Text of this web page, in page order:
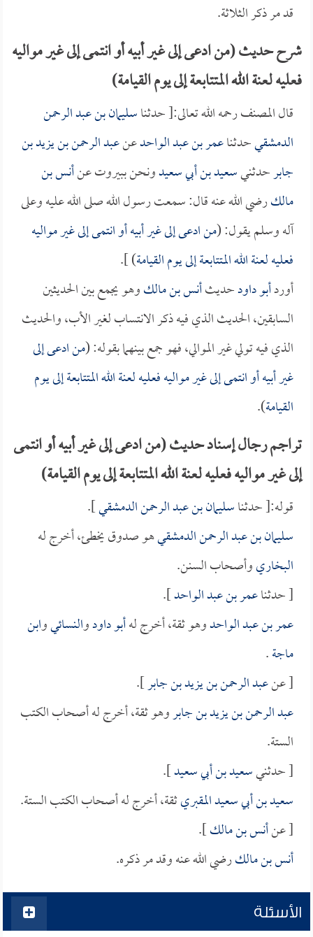
قد مر ذكر الثلاثة.
شرح حديث (من ادعى إلى غير أبيه أو انتمى إلى غير مواليه
فعليه لعنة الله المتتابعة إلى يوم القيامة)
قال المصنف رحمه الله تعالى:[ حدثناسليمان بن عبد الرحمن
الدمشقيحدثناعمر بن عبد الواحدعنعبد الرحمن بن يزيد بن
جابرحدثنيسعيد بن أبي سعيدونحن ببيروت عنأنس بن
مالكرضي الله عنه قال: سمعت رسول الله صلى الله عليه وعلى
آله وسلم يقول: (من ادعى إلى غير أبيه أو انتمى إلى غير مواليه
فعليه لعنة الله المتتابعة إلى يوم القيامة) ].
أوردأبو داودحديثأنس بن مالكوهو يجمع بين الحديثين
السابقين، الحديث الذي فيه ذكر الانتساب لغير الأب، والحديث
الذي فيه تولي غير الموالي، فهو جمع بينهما بقوله: (من ادعى إلى
غير أبيه أو انتمى إلى غير مواليه فعليه لعنة الله المتتابعة إلى يوم
القيامة).
تراجم رجال إسناد حديث (من ادعى إلى غير أبيه أو انتمى
إلى غير مواليه فعليه لعنة الله المتتابعة إلى يوم القيامة)
قوله:[ حدثناسليمان بن عبد الرحمن الدمشقي].
سليمان بن عبد الرحمن الدمشقيهو صدوق يخطئ، أخرج له
البخاريوأصحاب السنن.
[ حدثناعمر بن عبد الواحد].
عمر بن عبد الواحدوهو ثقة، أخرج لهأبو داودوالنسائيوابن
ماجة.
[ عنعبد الرحمن بن يزيد بن جابر].
عبد الرحمن بن يزيد بن جابروهو ثقة، أخرج له أصحاب الكتب
الستة.
[ حدثنيسعيد بن أبي سعيد].
سعيد بن أبي سعيد المقبريثقة، أخرج له أصحاب الكتب الستة.
[ عنأنس بن مالك].
أنس بن مالكرضي الله عنه وقد مر ذكره.
الأسئلة